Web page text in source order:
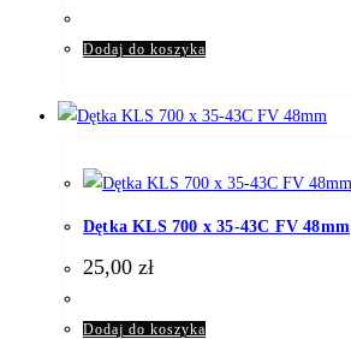
Dodaj do koszyka
Dętka KLS 700 x 35-43C FV 48mm
25,00 zł
Dodaj do koszyka